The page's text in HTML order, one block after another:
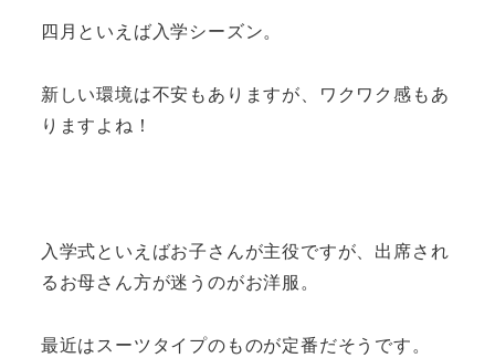
四月といえば入学シーズン。
新しい環境は不安もありますが、ワクワク感もあ
りますよね！
入学式といえばお子さんが主役ですが、出席され
るお母さん方が迷うのがお洋服。
最近はスーツタイプのものが定番だそうです。